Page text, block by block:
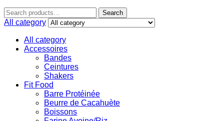
Search
All category
All category
Accessoires
Bandes
Ceintures
Shakers
Fit Food
Barre Protéinée
Beurre de Cacahuète
Boissons